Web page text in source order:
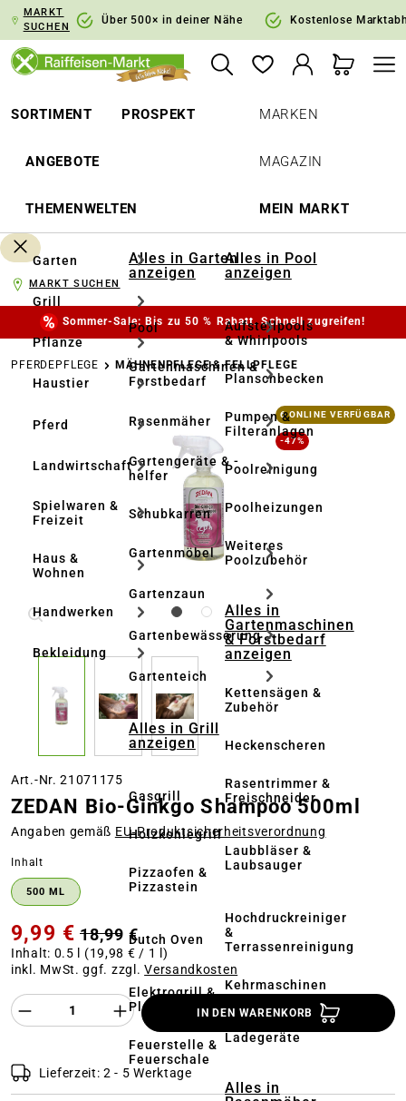
Zur Hauptnavigation springen
MARKT
SUCHEN
Über 500× in deiner Nähe Kostenlose
SORTIMENT PROSPEKT
ANGEBOTE
THEMENWELTEN
MARKEN
MAGAZIN
MEIN MARKT
Garten
Grill
Pflanze
Haustier
Pferd
Landwirtschaft
Spielwaren &
Freizeit
Haus &
Wohnen
Handwerken
Bekleidung
Alles in Garten
anzeigen
Pool
Gartenmaschinen &
Forstbedarf
Rasenmäher
Gartengeräte & -
helfer
Schubkarren
Gartenmöbel
Gartenzaun
Gartenbewässerung
Gartenteich
Alles in Grill
anzeigen
Gasgrill
Holzkohlegrill
Pizzaofen &
Pizzastein
Dutch Oven
Elektrogrill &
Plancha
Feuerstelle &
Feuerschale
Alles in Pool
anzeigen
Aufstellpools
& Whirlpools
Planschbecken
Pumpen &
Filteranlagen
Poolreinigung
Poolheizungen
Weiteres
Poolzubehör
Alles in
Gartenmaschinen
& Forstbedarf
anzeigen
Kettensägen &
Zubehör
Heckenscheren
Rasentrimmer &
Freischneider
Laubbläser &
Laubsauger
Hochdruckreiniger
&
Terrassenreinigung
Kehrmaschinen
Ladegeräte
Alles in
MARKT SUCHEN
Sommer-Sale: Bis zu 50 % Rabatt. Schnell zugreifen!
PFERDEPFLEGE MÄHNENPFLEGE & FELLPFLEGE
Bildergalerie überspringen 6 ONLINE VERFÜGBAR
-47%
Art.-Nr. 21071175
ZEDAN Bio-Ginkgo Shampoo 500ml
Angaben gemäß EU‑Produktsicherheitsverordnung
Inhalt
500 ML
9,99 € 18,99 €
Inhalt: 0.5 l (19,98 € / 1 l)
inkl. MwSt. ggf. zzgl.Versandkosten
Produkt Anzahl des Produktes
IN DEN WARENKORB
Lieferzeit: 2 - 5 Werktage